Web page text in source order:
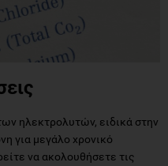
ηλεκτρολυτών, ειδικά στην
για μεγάλο χρονικό
να ακολουθήσετε τις